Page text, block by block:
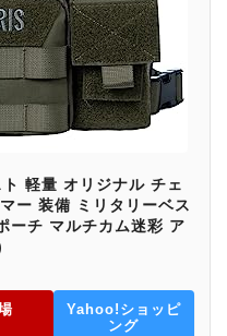
軽量 オリジナル チェ
ー 装備 ミリタリーベス
ーチ マルチカム迷彩 ア
Yahoo!ショッピ
ング